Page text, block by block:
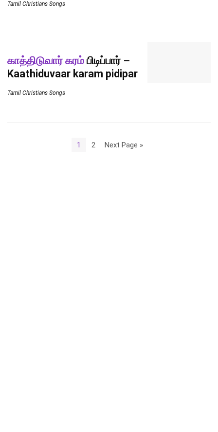
Tamil Christians Songs
காத்திடுவார் கரம் பிடிப்பார் –
Kaathiduvaar karam pidipar
Tamil Christians Songs
1 2 Next Page »